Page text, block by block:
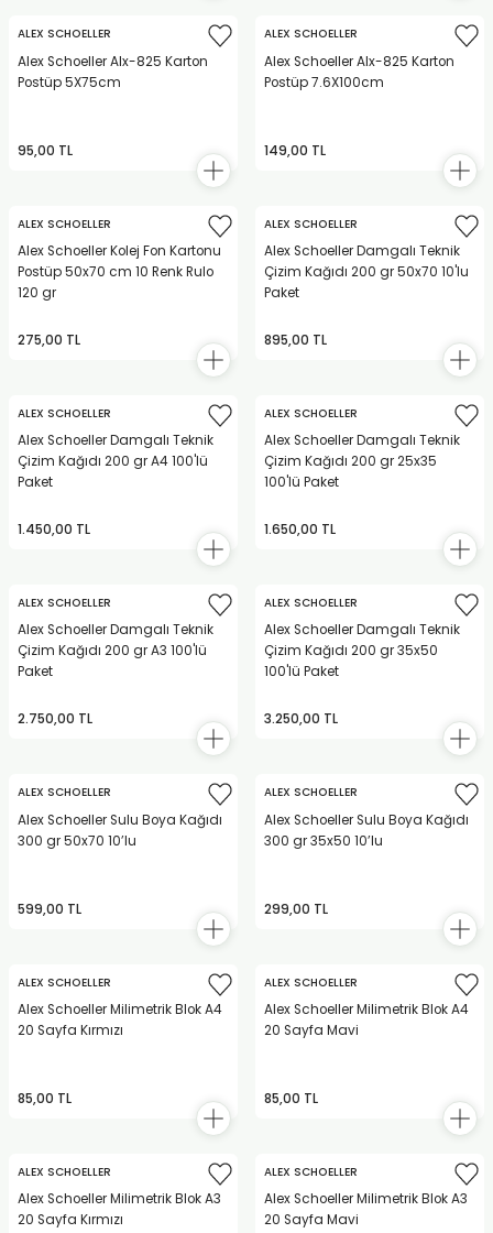
ALEX SCHOELLER
Alex Schoeller Alx-825 Karton
Postüp 5X75cm
95,00 TL
ALEX SCHOELLER
Alex Schoeller Alx-825 Karton
Postüp 7.6X100cm
149,00 TL
ALEX SCHOELLER
Alex Schoeller Kolej Fon Kartonu
Postüp 50x70 cm 10 Renk Rulo
120 gr
275,00 TL
ALEX SCHOELLER
Alex Schoeller Damgalı Teknik
Çizim Kağıdı 200 gr 50x70 10'lu
Paket
895,00 TL
ALEX SCHOELLER
Alex Schoeller Damgalı Teknik
Çizim Kağıdı 200 gr A4 100'lü
Paket
1.450,00 TL
ALEX SCHOELLER
Alex Schoeller Damgalı Teknik
Çizim Kağıdı 200 gr 25x35
100'lü Paket
1.650,00 TL
ALEX SCHOELLER
Alex Schoeller Damgalı Teknik
Çizim Kağıdı 200 gr A3 100'lü
Paket
2.750,00 TL
ALEX SCHOELLER
Alex Schoeller Damgalı Teknik
Çizim Kağıdı 200 gr 35x50
100'lü Paket
3.250,00 TL
ALEX SCHOELLER
Alex Schoeller Sulu Boya Kağıdı
300 gr 50x70 10’lu
599,00 TL
ALEX SCHOELLER
Alex Schoeller Sulu Boya Kağıdı
300 gr 35x50 10’lu
299,00 TL
ALEX SCHOELLER
Alex Schoeller Milimetrik Blok A4
20 Sayfa Kırmızı
85,00 TL
ALEX SCHOELLER
Alex Schoeller Milimetrik Blok A4
20 Sayfa Mavi
85,00 TL
ALEX SCHOELLER
Alex Schoeller Milimetrik Blok A3
20 Sayfa Kırmızı
ALEX SCHOELLER
Alex Schoeller Milimetrik Blok A3
20 Sayfa Mavi